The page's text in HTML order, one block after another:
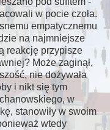
w pocie czoła.
empatycznemu
na najmniejsze
reakcję przypisze
Może zaginął,
nie dożywała
i nikt się tym
w
stanowiły w swoim
wtedy